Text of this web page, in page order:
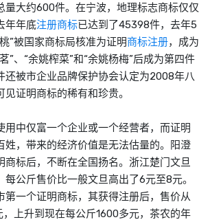
量大约600件。在宁波，地理标志商标仅仅
年年底注册商标已达到了45398件，去年5
”被国家商标局核准为证明商标注册，成为
”、“余姚榨菜”和“余姚杨梅”后成为第四件
还被市企业品牌保护协会认定为2008年八
证明商标的稀有和珍贵。
中仅富一个企业或一个经营者，而证明
姓，带来的经济价值是无法估量的。阳澄
商标后，不断在全国扬名。浙江楚门文旦
公斤售价比一般文旦高出了6元至8元。
第一个证明商标，其获得注册后，售价从
上升到现在每公斤1600多元，茶农的年